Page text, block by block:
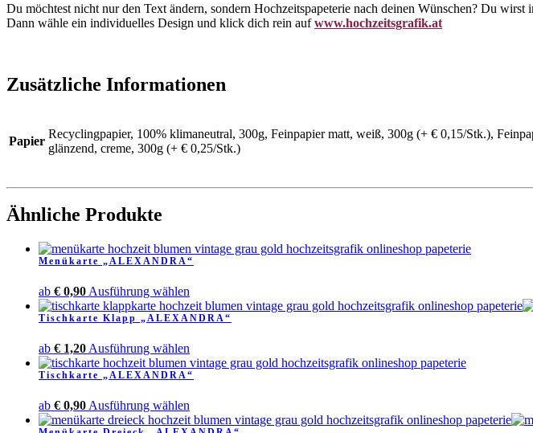
Du möchtest nicht nur den Text ändern, sondern Hochzeitspapeterie nach deinen Wünschen? Du wirst
Dann wähle ein individuelles Design und klick dich rein aufwww.hochzeitsgrafik.at
Zusätzliche Informationen
Papier
Recyclingpapier, 100% klimaneutral, 300g, Feinpapier matt, weiß, 300g (+ € 0,15/Stk.),
glänzend, creme, 300g (+ € 0,25/Stk.)
Ähnliche Produkte
Menükarte „ALEXANDRA“
ab € 0,90 Ausführung wählen
Produkt
weist
auf.
Die
können
auf
Tischkarte Klapp „ALEXANDRA“
ab € 1,20 Ausführung wählen
Produkt
weist
auf.
Tischkarte „ALEXANDRA“
ab € 0,90 Ausführung wählen
Produkt